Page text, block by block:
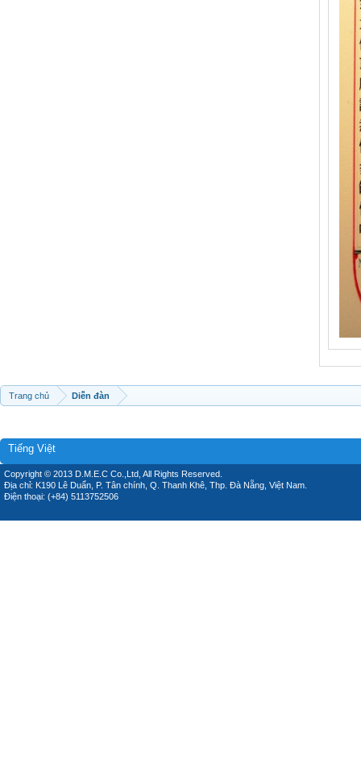
Trang chủ Diễn đàn
Tiếng Việt
Copyright © 2013 D.M.E.C Co.,Ltd, All Rights Reserved.
Địa chỉ: K190 Lê Duẩn, P. Tân chính, Q. Thanh Khê, Thp. Đà Nẵng, Việt Nam.
Điện thoại: (+84) 5113752506